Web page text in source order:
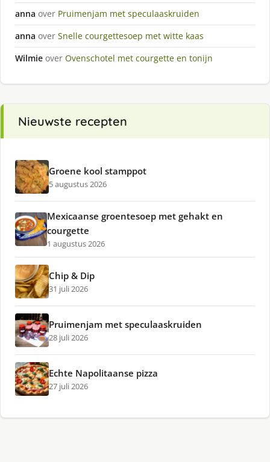
anna over Pruimenjam met speculaaskruiden
anna over Snelle courgettesoep met witte kaas
Wilmie over Ovenschotel met courgette en tonijn
Nieuwste recepten
Groene kool stamppot
5 augustus 2026
Mexicaanse groentesoep met gehakt en
courgette
1 augustus 2026
Chip & Dip
31 juli 2026
Pruimenjam met speculaaskruiden
28 juli 2026
Echte Napolitaanse pizza
27 juli 2026